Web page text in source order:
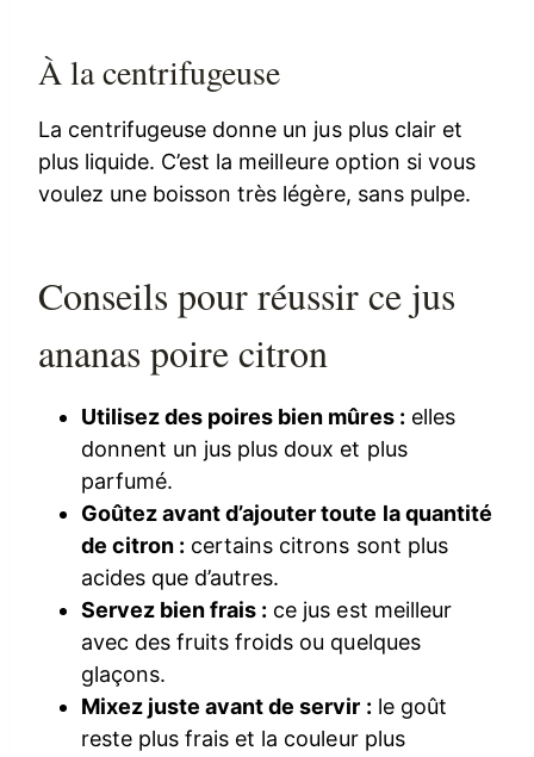
À la centrifugeuse
La centrifugeuse donne un jus plus clair et
plus liquide. C’est la meilleure option si vous
voulez une boisson très légère, sans pulpe.
Conseils pour réussir ce jus
ananas poire citron
Utilisez des poires bien mûres : elles
donnent un jus plus doux et plus
parfumé.
Goûtez avant d’ajouter toute la quantité
de citron : certains citrons sont plus
acides que d’autres.
Servez bien frais : ce jus est meilleur
avec des fruits froids ou quelques
glaçons.
Mixez juste avant de servir : le goût
reste plus frais et la couleur plus